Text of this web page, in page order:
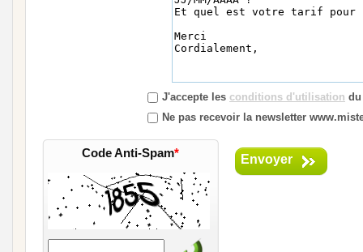
J'accepte les conditions d'utilisation
Ne pas recevoir la newsletter
Code Anti-Spam* Envoyer